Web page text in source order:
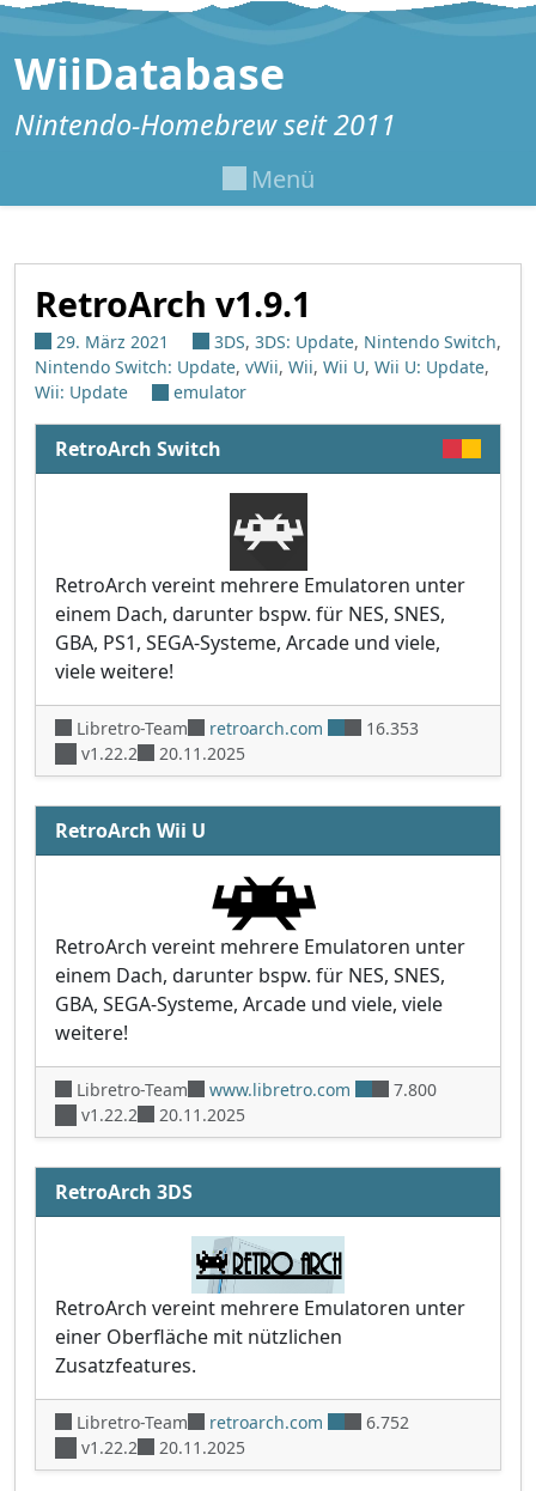
Zum Inhalt springen
WiiDatabase
Nintendo-Homebrew seit 2011
Menü
RetroArch v1.9.1
29. März 2021 3DS, 3DS: Update, Nintendo Switch,
Nintendo Switch: Update, vWii, Wii, Wii U, Wii U: Update,
Wii: Update
emulator
RetroArch Switch
RetroArch vereint mehrere Emulatoren unter
einem Dach, darunter bspw. für NES, SNES,
GBA, PS1, SEGA-Systeme, Arcade und viele,
viele weitere!
Libretro-Team retroarch.com
16.353
v1.22.2
20.11.2025
RetroArch Wii U
RetroArch vereint mehrere Emulatoren unter
einem Dach, darunter bspw. für NES, SNES,
GBA, SEGA-Systeme, Arcade und viele, viele
weitere!
Libretro-Team www.libretro.com
7.800
v1.22.2
20.11.2025
RetroArch 3DS
RetroArch vereint mehrere Emulatoren unter
einer Oberfläche mit nützlichen
Zusatzfeatures.
Libretro-Team retroarch.com
6.752
v1.22.2
20.11.2025